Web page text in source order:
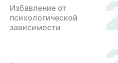
Избавление от
психологической
зависимости